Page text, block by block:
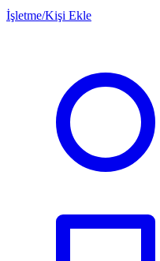
İşletme/Kişi Ekle